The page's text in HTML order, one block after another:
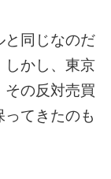
と同じなのだ
しかし、東京
その反対売買
てきたのも